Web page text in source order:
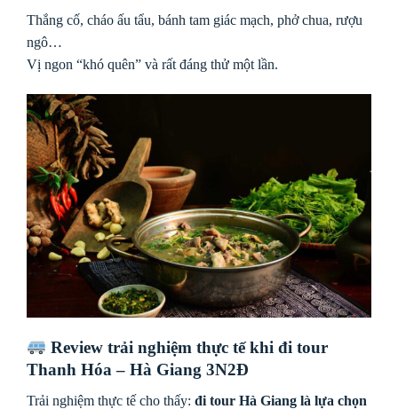
Thắng cố, cháo ấu tẩu, bánh tam giác mạch, phở chua, rượu
ngô…
Vị ngon “khó quên” và rất đáng thử một lần.
Review trải nghiệm thực tế khi đi tour
Thanh Hóa – Hà Giang 3N2Đ
Trải nghiệm thực tế cho thấy: đi tour Hà Giang là lựa chọn